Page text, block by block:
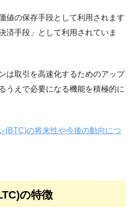
値の保存手段として利用されます
済手段」として利用されていま
は取引を高速化するためのアップ
うえで必要になる機能を積極的に
(BTC)の将来性や今後の動向につ
の特徴